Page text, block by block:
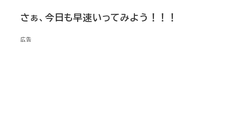
さぁ、今日も早速いってみよう！！！
広告